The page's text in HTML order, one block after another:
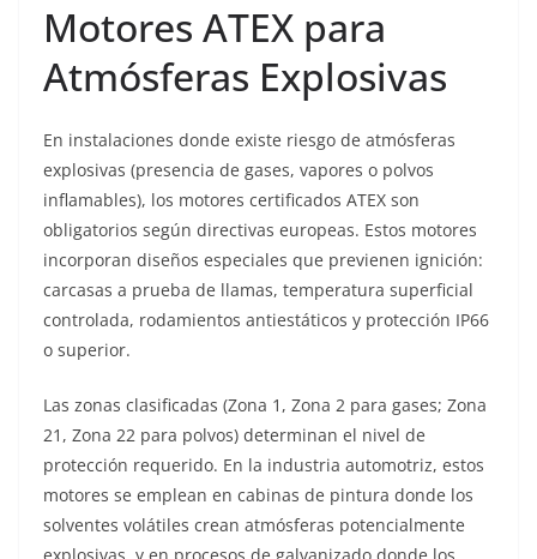
Motores ATEX para
Atmósferas Explosivas
En instalaciones donde existe riesgo de atmósferas
explosivas (presencia de gases, vapores o polvos
inflamables), los motores certificados ATEX son
obligatorios según directivas europeas. Estos motores
incorporan diseños especiales que previenen ignición:
carcasas a prueba de llamas, temperatura superficial
controlada, rodamientos antiestáticos y protección IP66
o superior.
Las zonas clasificadas (Zona 1, Zona 2 para gases; Zona
21, Zona 22 para polvos) determinan el nivel de
protección requerido. En la industria automotriz, estos
motores se emplean en cabinas de pintura donde los
solventes volátiles crean atmósferas potencialmente